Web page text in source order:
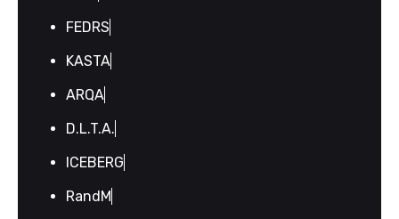
FEDRS
KASTA
ARQA
D.L.T.A.
ICEBERG
RandM